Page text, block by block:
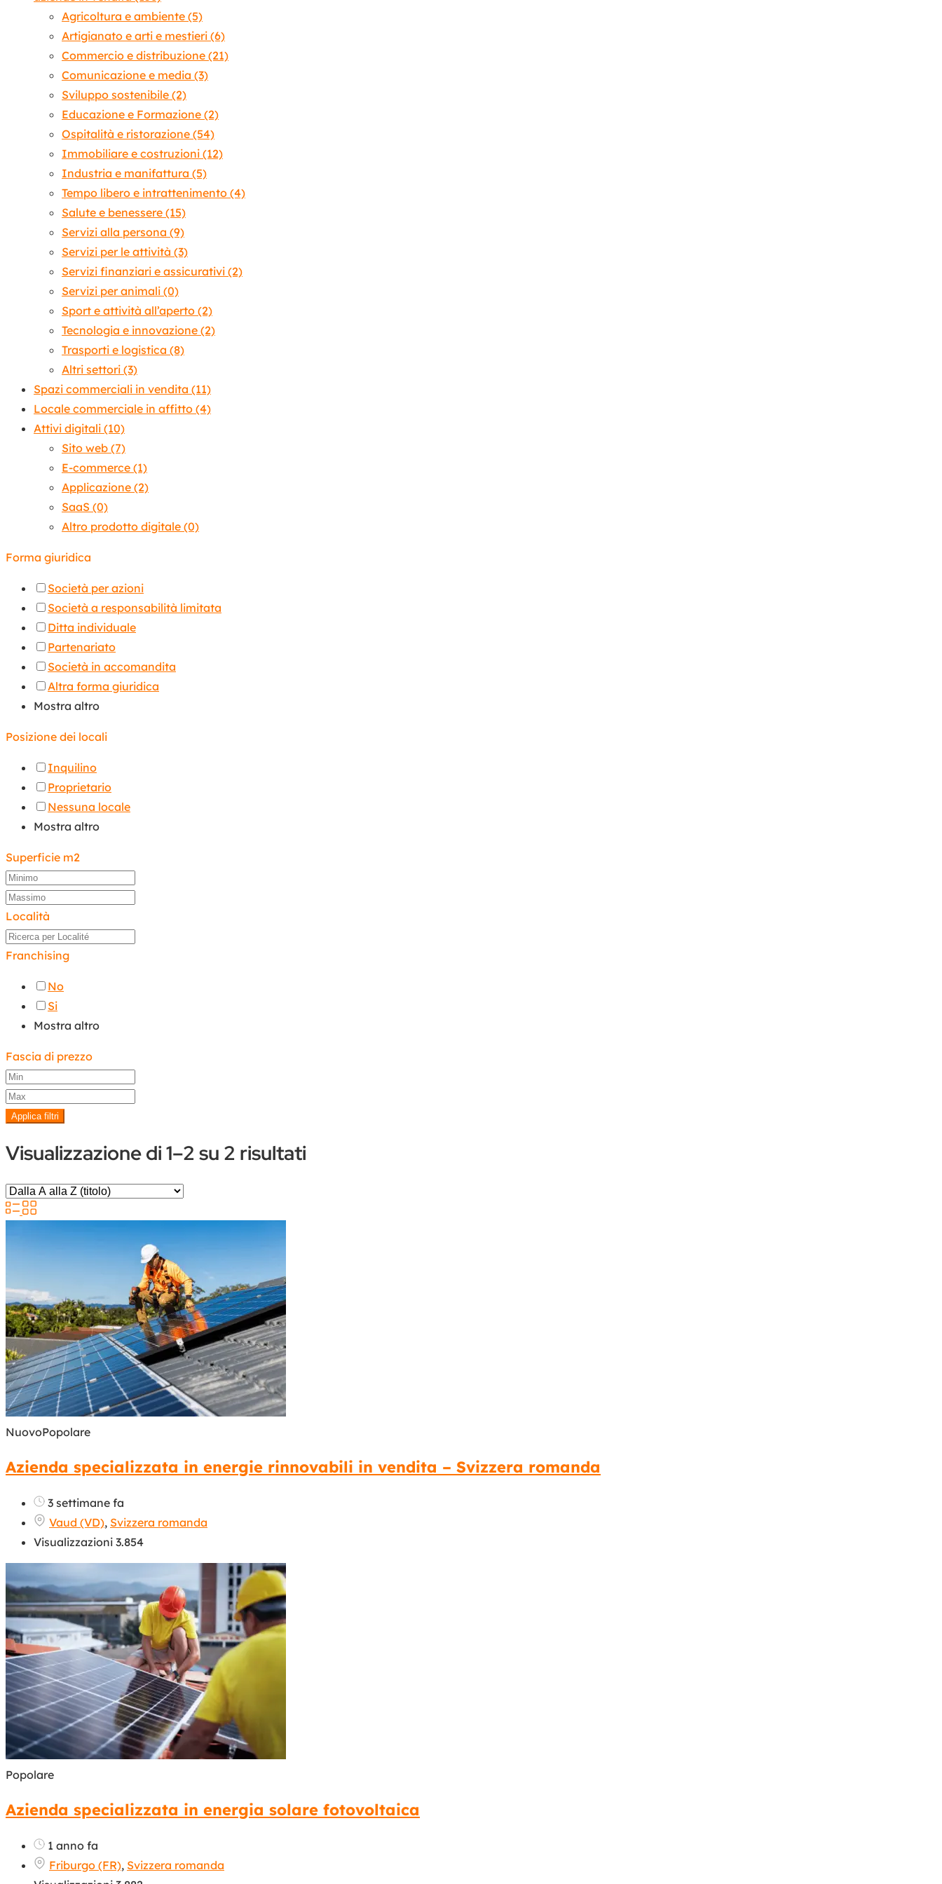
Agricoltura e ambiente (5)
Artigianato e arti e mestieri (6)
Commercio e distribuzione (21)
Comunicazione e media (3)
Sviluppo sostenibile (2)
Educazione e Formazione (2)
Ospitalità e ristorazione (54)
Immobiliare e costruzioni (12)
Industria e manifattura (5)
Tempo libero e intrattenimento (4)
Salute e benessere (15)
Servizi alla persona (9)
Servizi per le attività (3)
Servizi finanziari e assicurativi (2)
Servizi per animali (0)
Sport e attività all’aperto (2)
Tecnologia e innovazione (2)
Trasporti e logistica (8)
Altri settori (3)
Spazi commerciali in vendita (11)
Locale commerciale in affitto (4)
Attivi digitali (10)
Sito web (7)
E-commerce (1)
Applicazione (2)
SaaS (0)
Altro prodotto digitale (0)
Forma giuridica
Società per azioni
Società a responsabilità limitata
Ditta individuale
Partenariato
Società in accomandita
Altra forma giuridica
Mostra altro
Posizione dei locali
Inquilino
Proprietario
Nessuna locale
Mostra altro
Superficie m2
Località
Franchising
No
Si
Mostra altro
Fascia di prezzo
Applica filtri
Visualizzazione di 1–2 su 2 risultati
NuovoPopolare
Azienda specializzata in energie rinnovabili in vendita – Svizzera romanda
3 settimane fa
Vaud (VD), Svizzera romanda
Visualizzazioni 3.854
Popolare
Azienda specializzata in energia solare fotovoltaica
1 anno fa
Friburgo (FR), Svizzera romanda